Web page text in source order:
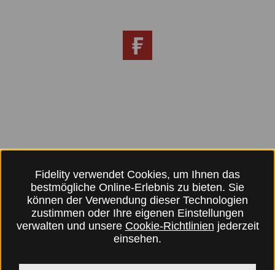
Fidelity verwendet Cookies, um Ihnen das
bestmögliche Online-Erlebnis zu bieten. Sie
können der Verwendung dieser Technologien
zustimmen oder Ihre eigenen Einstellungen
verwalten und unsere Cookie-Richtlinien jederzeit
einsehen.